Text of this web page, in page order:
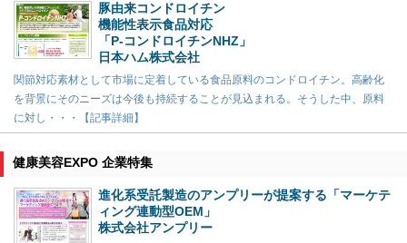
豚由来コンドロイチン
機能性表示食品対応
「P-コンドロイチンNHZ」
日本ハム株式会社
関節対応素材として市場に定着している食品原料のコンドロイチン。高齢化
を背景にそのニーズは今後も持続することが見込まれる。そうした中、原料
に対し・・・【記事詳細】
健康美容EXPO 企業特集
進化系受託製造のアンプリーが提案する「マーケテ
ィング連動型OEM」
株式会社アンプリー